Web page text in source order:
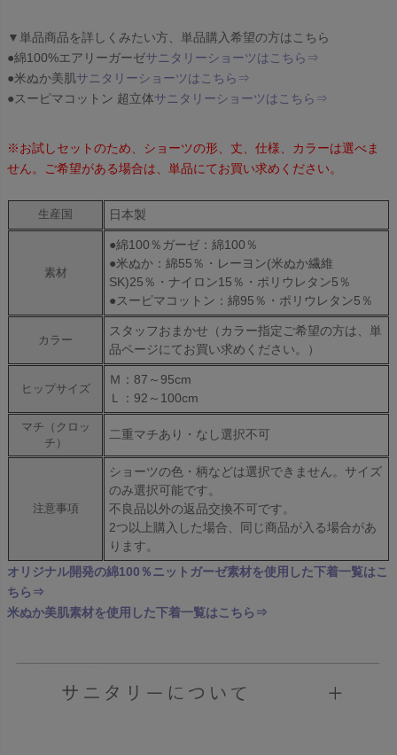
▼単品商品を詳しくみたい方、単品購入希望の方はこちら
●綿100%エアリーガーゼサニタリーショーツはこちら⇒
●米ぬか美肌サニタリーショーツはこちら⇒
●スーピマコットン 超立体サニタリーショーツはこちら⇒
※お試しセットのため、ショーツの形、丈、仕様、カラーは選べま
せん。ご希望がある場合は、単品にてお買い求めください。
生産国 日本製
素材
●綿100％ガーゼ：綿100％
●米ぬか：綿55％・レーヨン(米ぬか繊維
SK)25％・ナイロン15％・ポリウレタン5％
●スーピマコットン：綿95％・ポリウレタン5％
カラー
スタッフおまかせ（カラー指定ご希望の方は、単
品ページにてお買い求めください。）
ヒップサイズ
Ｍ：87～95cm
Ｌ：92～100cm
マチ（クロッ
チ）
二重マチあり・なし選択不可
注意事項
ショーツの色・柄などは選択できません。サイズ
のみ選択可能です。
不良品以外の返品交換不可です。
2つ以上購入した場合、同じ商品が入る場合があ
ります。
オリジナル開発の綿100％ニットガーゼ素材を使用した下着一覧はこ
ちら⇒
米ぬか美肌素材を使用した下着一覧はこちら⇒